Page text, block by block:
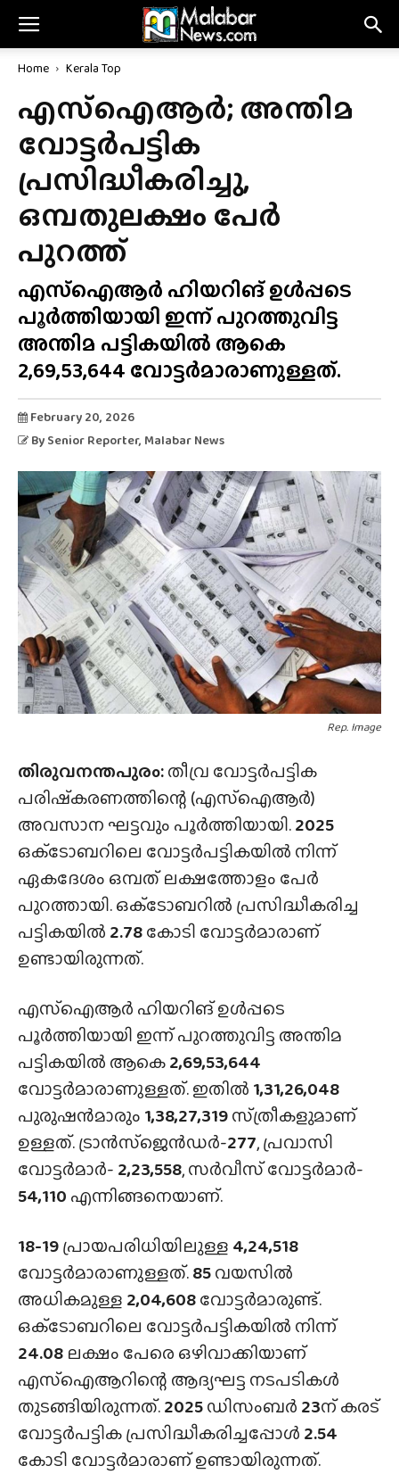
Home Kerala Top
എസ്‌ഐആർ; അന്തിമ
വോട്ടർപട്ടിക
പ്രസിദ്ധീകരിച്ചു,
ഒമ്പതുലക്ഷം പേർ
പുറത്ത്
എസ്‌ഐആർ ഹിയറിങ് ഉൾപ്പടെ
പൂർത്തിയായി ഇന്ന് പുറത്തുവിട്ട
അന്തിമ പട്ടികയിൽ ആകെ
2,69,53,644 വോട്ടർമാരാണുള്ളത്.
February 20, 2026
By Senior Reporter, Malabar News
Rep. Image
തിരുവനന്തപുരം:തീവ്ര വോട്ടർപട്ടിക
പരിഷ്‌കരണത്തിന്റെ (എസ്‌ഐആർ)
അവസാന ഘട്ടവും പൂർത്തിയായി.2025
ഒക്‌ടോബറിലെ വോട്ടർപട്ടികയിൽ നിന്ന്
ഏകദേശം ഒമ്പത് ലക്ഷത്തോളം പേർ
പുറത്തായി. ഒക്‌ടോബറിൽ പ്രസിദ്ധീകരിച്ച
പട്ടികയിൽ 2.78കോടി വോട്ടർമാരാണ്
ഉണ്ടായിരുന്നത്.
എസ്‌ഐആർ ഹിയറിങ് ഉൾപ്പടെ
പൂർത്തിയായി ഇന്ന് പുറത്തുവിട്ട അന്തിമ
പട്ടികയിൽ ആകെ2,69,53,644
വോട്ടർമാരാണുള്ളത്. ഇതിൽ 1,31,26,048
പുരുഷൻമാരും 1,38,27,319സ്‌ത്രീകളുമാണ്
ഉള്ളത്. ട്രാൻസ്‌ജെൻഡർ-277, പ്രവാസി
വോട്ടർമാർ- 2,23,558, സർവീസ് വോട്ടർമാർ-
54,110 എന്നിങ്ങനെയാണ്.
18-19പ്രായപരിധിയിലുള്ള 4,24,518
വോട്ടർമാരാണുള്ളത്.85വയസിൽ
അധികമുള്ള 2,04,608വോട്ടർമാരുണ്ട്.
ഒക്‌ടോബറിലെ വോട്ടർപട്ടികയിൽ നിന്ന്
24.08 ലക്ഷം പേരെ ഒഴിവാക്കിയാണ്
എസ്‌ഐആറിന്റെ ആദ്യഘട്ട നടപടികൾ
തുടങ്ങിയിരുന്നത്.2025ഡിസംബർ 23ന് കരട്
വോട്ടർപട്ടിക പ്രസിദ്ധീകരിച്ചപ്പോൾ 2.54
കോടി വോട്ടർമാരാണ് ഉണ്ടായിരുന്നത്.